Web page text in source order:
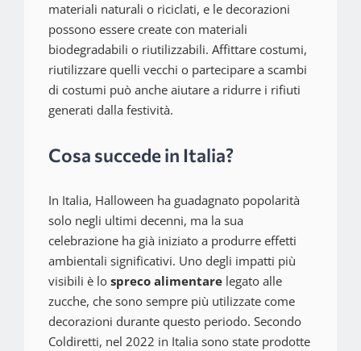
materiali naturali o riciclati, e le decorazioni
possono essere create con materiali
biodegradabili o riutilizzabili. Affittare costumi,
riutilizzare quelli vecchi o partecipare a scambi
di costumi può anche aiutare a ridurre i rifiuti
generati dalla festività.
Cosa succede in Italia?
In Italia, Halloween ha guadagnato popolarità
solo negli ultimi decenni, ma la sua
celebrazione ha già iniziato a produrre effetti
ambientali significativi. Uno degli impatti più
visibili è lo spreco alimentare legato alle
zucche, che sono sempre più utilizzate come
decorazioni durante questo periodo. Secondo
Coldiretti, nel 2022 in Italia sono state prodotte